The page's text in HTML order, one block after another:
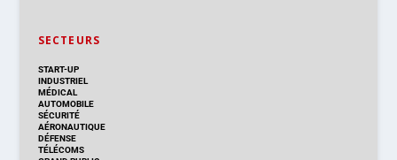
SECTEURS
START-UP
INDUSTRIEL
MÉDICAL
AUTOMOBILE
SÉCURITÉ
AÉRONAUTIQUE
DÉFENSE
TÉLÉCOMS